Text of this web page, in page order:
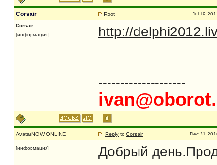
Corsair Root Jul 19
Corsair
[информация]
http://
--------------------
AvatarNOW ONLINE Reply to Corsair Dec 31
[информация] Добрый